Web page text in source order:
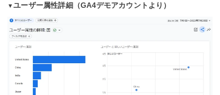
▼ユーザー属性詳細（GA4デモアカウントより）